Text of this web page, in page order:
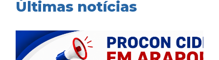
Últimas notícias